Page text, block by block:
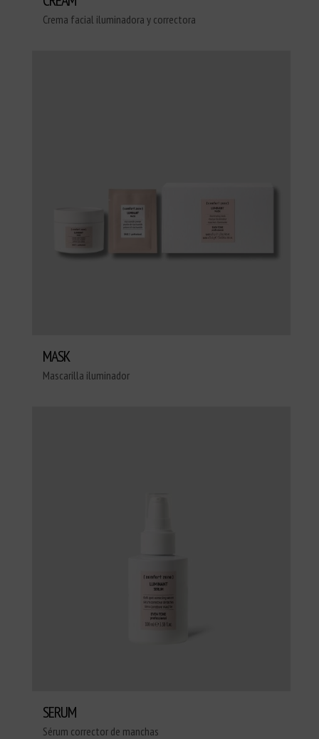
Crema facial iluminadora y correctora
MASK
Mascarilla iluminador
SERUM
Sérum corrector de manchas